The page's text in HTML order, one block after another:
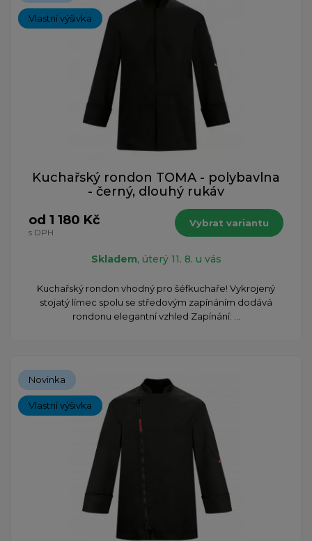
Vlastní výšivka
Kuchařský rondon TOMA - polybavlna
- černý, dlouhý rukáv
od 1 180 Kč
s DPH
Vybrat variantu
Skladem, úterý 11. 8. u vás
​Kuchařský rondon vhodný pro šéfkuchaře! Vykrojený
stojatý límec spolu se středovým zapínáním dodává
rondonu elegantní vzhled Zapínání: ...
Novinka
Vlastní výšivka